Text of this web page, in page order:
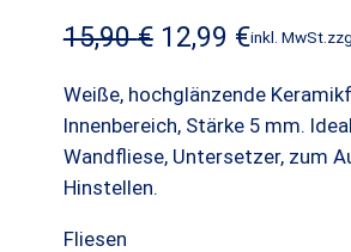
m
15,90€ U
s
p
12,99 €A
t
u
inkl. MwSt.
Weiße, hochglänzende
Innenbereich, Stärke 5 mm.
Wandfliese, Untersetzer, zum
Hinstellen.
Fliesen